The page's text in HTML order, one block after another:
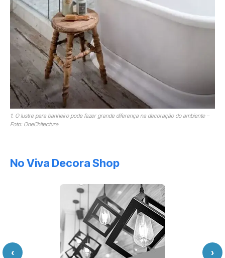
1. O lustre para banheiro pode fazer grande diferença na decoração do ambiente –
Foto: OneChitecture
No Viva Decora Shop
‹ ›